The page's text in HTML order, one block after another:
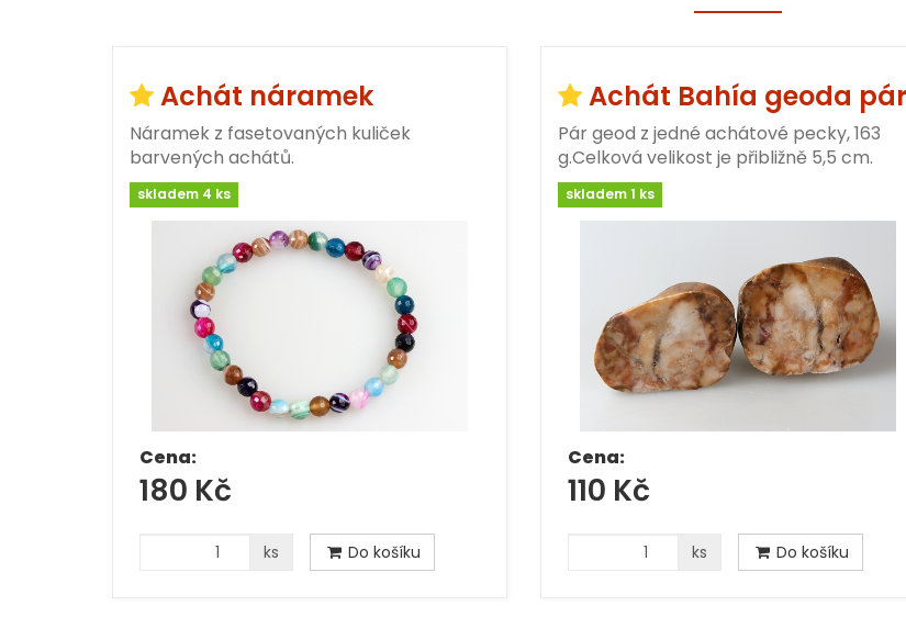
Achát náramek
Náramek z fasetovaných kuliček
barvených achátů.
skladem 4 ks
Cena:
180 Kč
ks Do košíku
Achát Bahía geoda pár
Pár geod z jedné achátové pecky, 163
g.Celková velikost je přibližně 5,5 cm.
skladem 1 ks
Cena:
110 Kč
ks Do košíku